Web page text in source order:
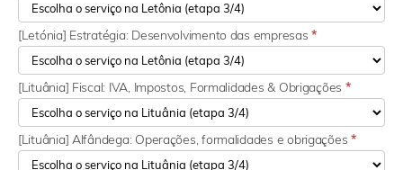
[Letónia] Estratégia: Desenvolvimento das empresas*
[Lituânia] Fiscal: IVA, Impostos, Formalidades & Obrigações *
[Lituânia] Alfândega: Operações, formalidades e obrigações*